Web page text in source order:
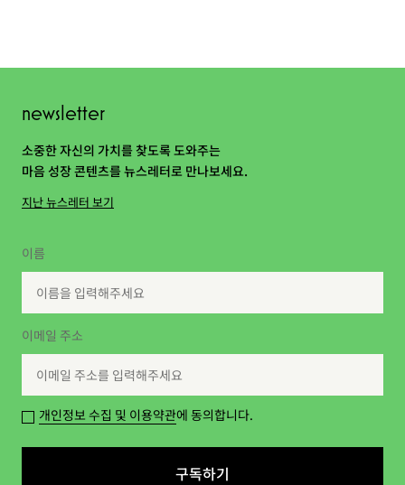
newsletter
소중한 자신의 가치를 찾도록 도와주는
마음 성장 콘텐츠를 뉴스레터로 만나보세요.
지난 뉴스레터 보기
이름
이메일 주소
개인정보 수집 및 이용약관에 동의합니다.
구독하기